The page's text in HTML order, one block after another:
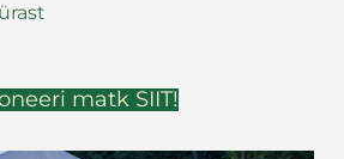
matk SIIT!